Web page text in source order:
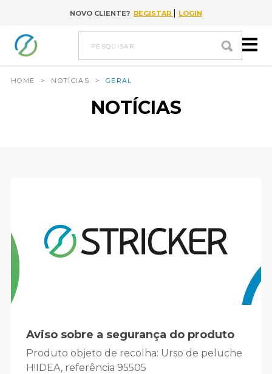
Ir para conteúdo
NOVO CLIENTE? REGISTAR | LOGIN
pesquisar
HOME > NOTÍCIAS > GERAL
NOTÍCIAS
Aviso sobre a segurança do produto
Produto objeto de recolha: Urso de peluche
H!IDEA, referência 95505